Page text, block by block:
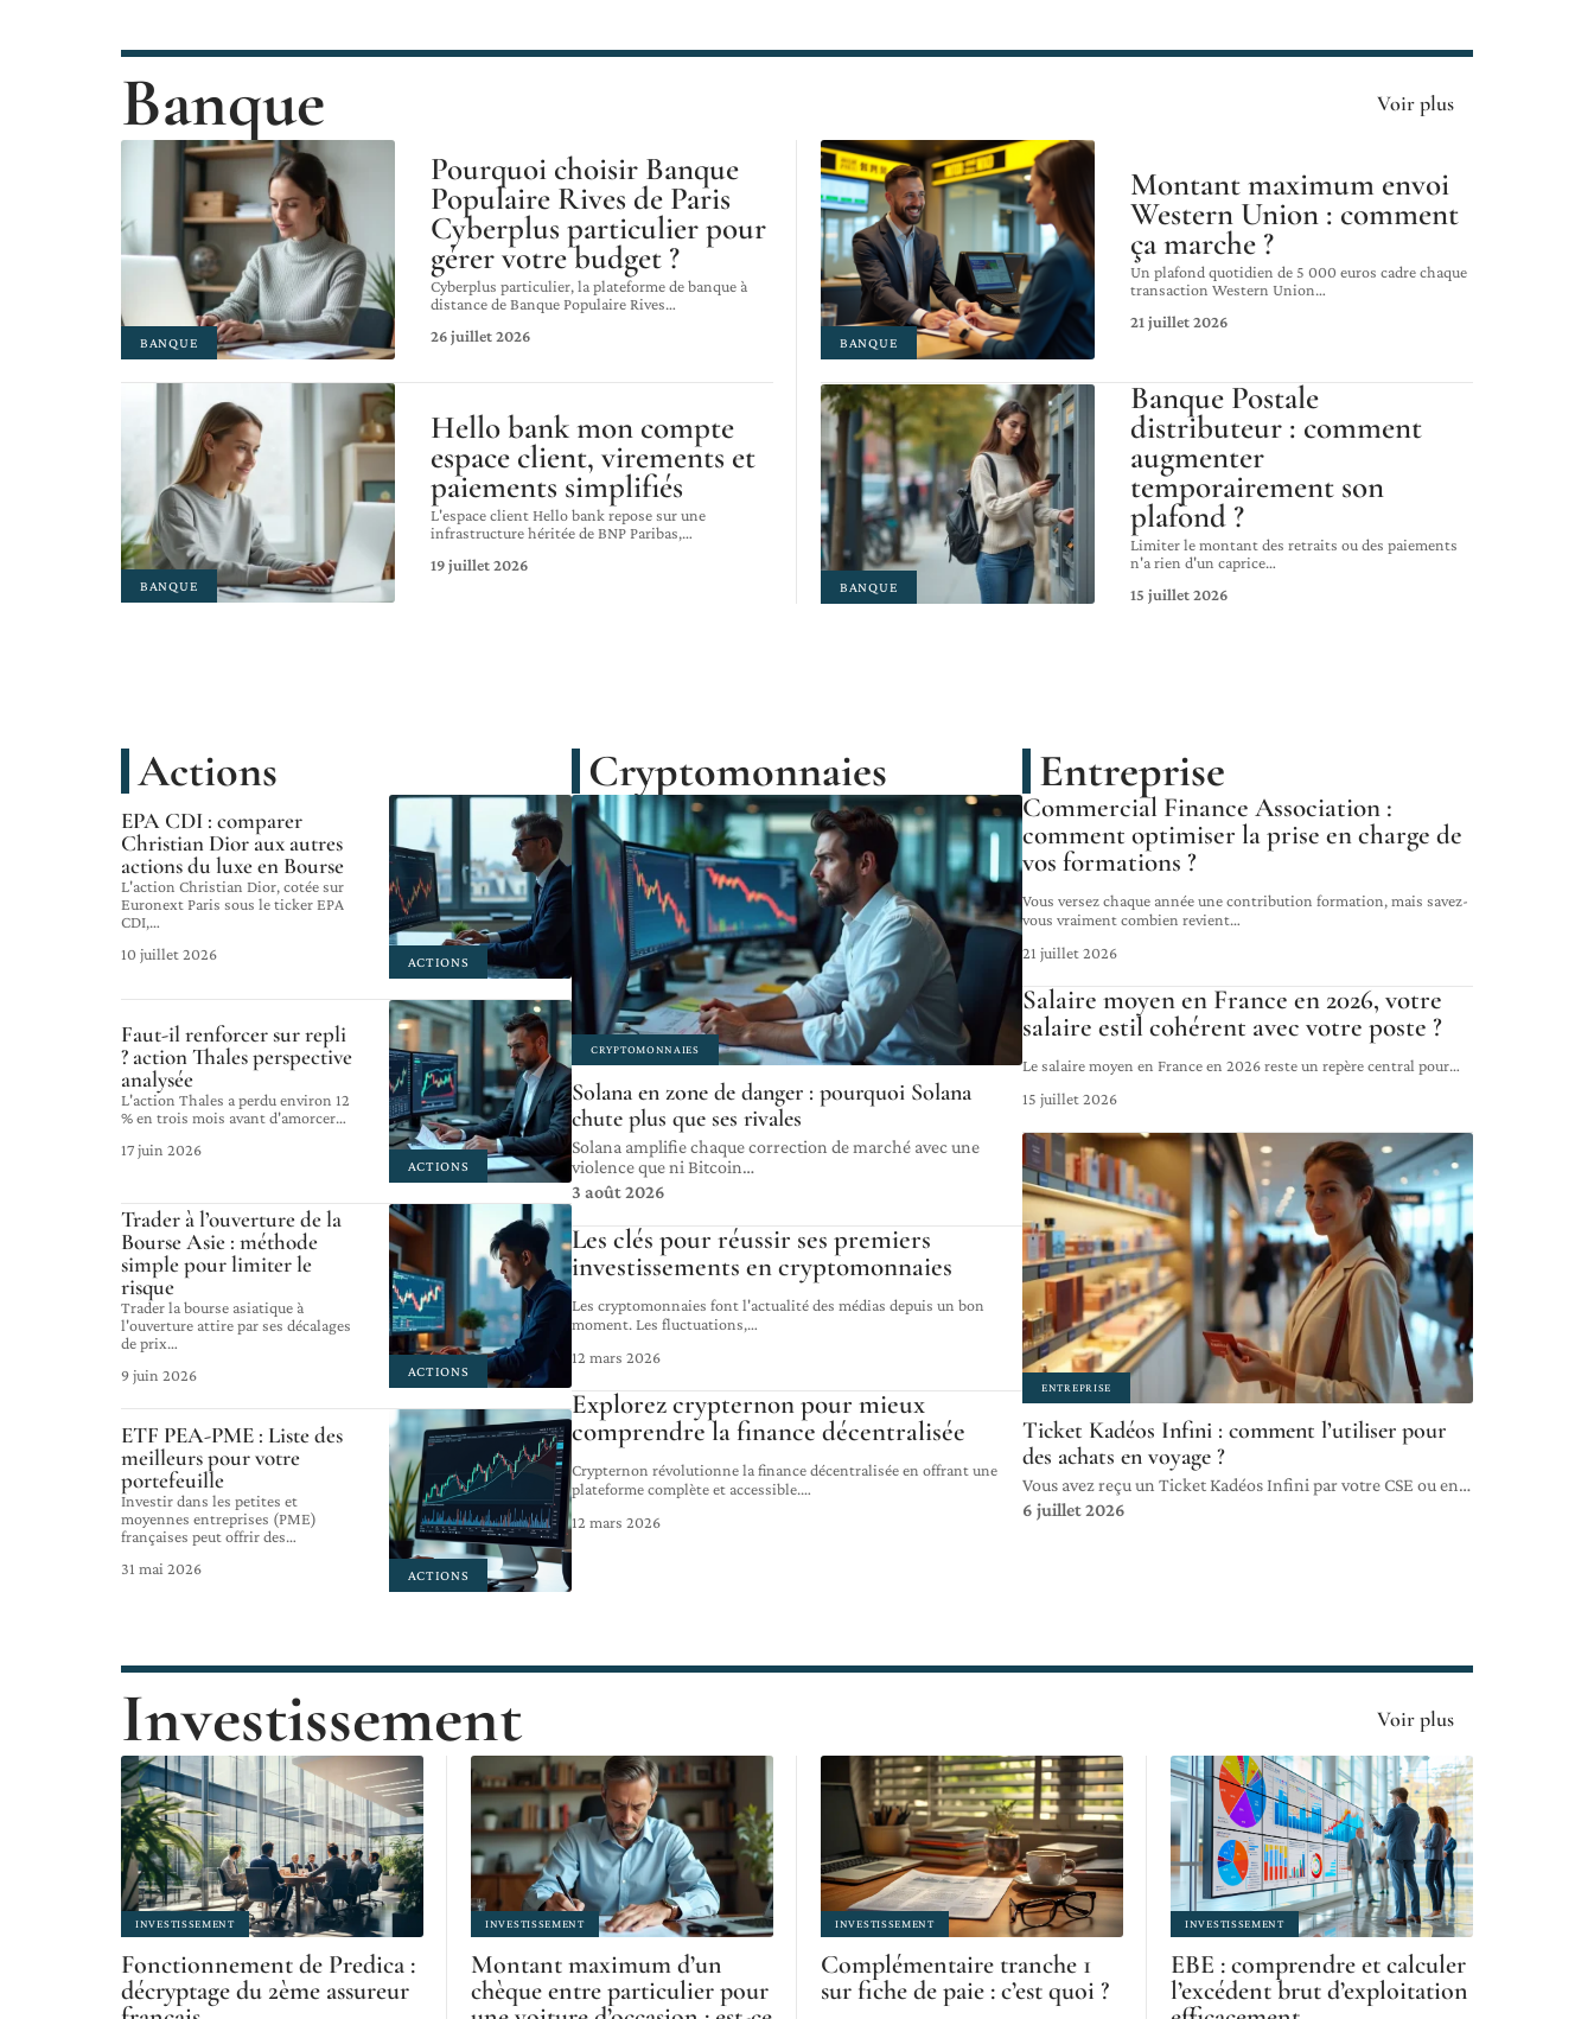
Banque Voir plus
BANQUE
Pourquoi choisir Banque
Populaire Rives de Paris
Cyberplus particulier pour
gérer votre budget ?
Cyberplus particulier, la plateforme de banque à
distance de Banque Populaire Rives…
26 juillet 2026
BANQUE
Montant maximum envoi
Western Union : comment
ça marche ?
Un plafond quotidien de 5 000 euros cadre chaque
transaction Western Union…
21 juillet 2026
BANQUE
Hello bank mon compte
espace client, virements et
paiements simplifiés
L'espace client Hello bank repose sur une
infrastructure héritée de BNP Paribas,…
19 juillet 2026
BANQUE
Banque Postale
distributeur : comment
augmenter
temporairement son
plafond ?
Limiter le montant des retraits ou des paiements
n'a rien d'un caprice…
15 juillet 2026
Actions
ACTIONS
EPA CDI : comparer
Christian Dior aux autres
actions du luxe en Bourse
L'action Christian Dior, cotée sur
Euronext Paris sous le ticker EPA
CDI,…
10 juillet 2026
ACTIONS
Faut-il renforcer sur repli
? action Thales perspective
analysée
L'action Thales a perdu environ 12
% en trois mois avant d'amorcer…
17 juin 2026
ACTIONS
Trader à l’ouverture de la
Bourse Asie : méthode
simple pour limiter le
risque
Trader la bourse asiatique à
l'ouverture attire par ses décalages
de prix…
9 juin 2026
ACTIONS
ETF PEA-PME : Liste des
meilleurs pour votre
portefeuille
Investir dans les petites et
moyennes entreprises (PME)
françaises peut offrir des…
31 mai 2026
Cryptomonnaies
CRYPTOMONNAIES
Solana en zone de danger : pourquoi Solana
chute plus que ses rivales
Solana amplifie chaque correction de marché avec une
violence que ni Bitcoin…
3 août 2026
Les clés pour réussir ses premiers
investissements en cryptomonnaies
Les cryptomonnaies font l'actualité des médias depuis un bon
moment. Les fluctuations,…
12 mars 2026
Explorez crypternon pour mieux
comprendre la finance décentralisée
Crypternon révolutionne la finance décentralisée en offrant une
plateforme complète et accessible.…
12 mars 2026
Entreprise
Commercial Finance Association :
comment optimiser la prise en charge de
vos formations ?
Vous versez chaque année une contribution formation, mais savez-
vous vraiment combien revient…
21 juillet 2026
Salaire moyen en France en 2026, votre
salaire estil cohérent avec votre poste ?
Le salaire moyen en France en 2026 reste un repère central pour…
15 juillet 2026
ENTREPRISE
Ticket Kadéos Infini : comment l’utiliser pour
des achats en voyage ?
Vous avez reçu un Ticket Kadéos Infini par votre CSE ou en…
6 juillet 2026
Investissement Voir plus
INVESTISSEMENT
Fonctionnement de Predica :
décryptage du 2ème assureur
INVESTISSEMENT
Montant maximum d’un
chèque entre particulier pour
INVESTISSEMENT
Complémentaire tranche 1
sur fiche de paie : c’est quoi ?
INVESTISSEMENT
EBE : comprendre et calculer
l’excédent brut d’exploitation